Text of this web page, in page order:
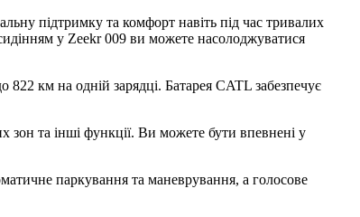
підтримку та комфорт навіть під час тривалих
у Zeekr 009 ви можете насолоджуватися
822 км на одній зарядці. Батарея CATL забезпечує
та інші функції. Ви можете бути впевнені у
паркування та маневрування, а голосове